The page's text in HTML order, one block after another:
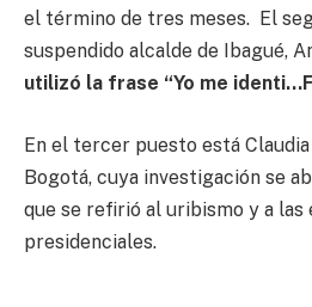
el término de tres meses. El
suspendido alcalde de Ibagué,
utilizó la frase “Yo me
En el tercer puesto está
Bogotá, cuya investigación se
que se refirió al uribismo y a las
presidenciales.